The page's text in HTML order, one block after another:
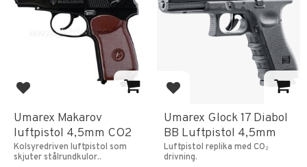
Lägg till i favoriter
Umarex Makarov
luftpistol 4,5mm CO2
Kolsyredriven luftpistol som
skjuter stålrundkulor..
Lägg till i favoriter
Umarex Glock 17 Diabol
BB Luftpistol 4,5mm
Luftpistol replika med CO₂
drivning.